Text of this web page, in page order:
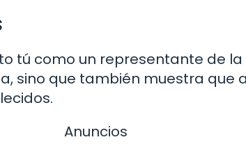
tú como un representante de
sino que también muestra
Anuncios